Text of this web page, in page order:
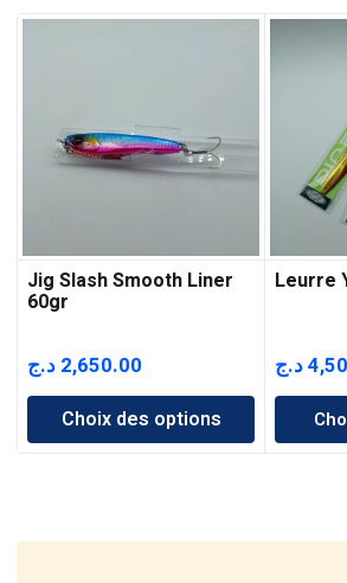
Jig Slash Smooth Liner
60gr
2,650.00 د.ج
Choix des options
Leurre
د.ج